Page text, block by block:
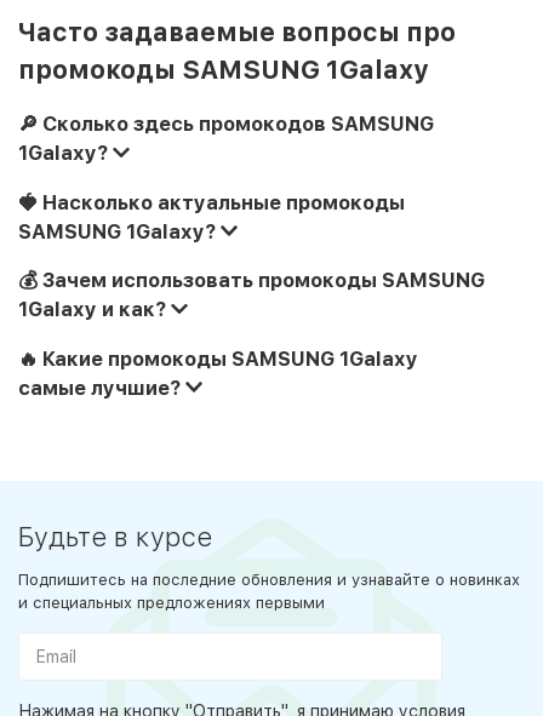
Часто задаваемые вопросы про
промокоды SAMSUNG 1Galaxy
🔎 Сколько здесь промокодов SAMSUNG
1Galaxy?
🍓 Насколько актуальные промокоды
SAMSUNG 1Galaxy?
💰 Зачем использовать промокоды SAMSUNG
1Galaxy и как?
🔥 Какие промокоды SAMSUNG 1Galaxy
самые лучшие?
Будьте в курсе
Подпишитесь на последние обновления и узнавайте о новинках
и специальных предложениях первыми
Нажимая на кнопку "Отправить", я принимаю условия